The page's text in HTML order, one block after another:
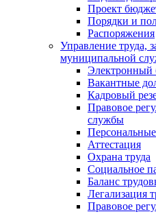
Проект
Порядки и
Распоряжения
Управление труда,
муниципальной
Электронный
Вакантные
Кадровый
Правовое
службы
Аттестация
Охрана труда
Социальное
Баланс
Легализация
Правовое